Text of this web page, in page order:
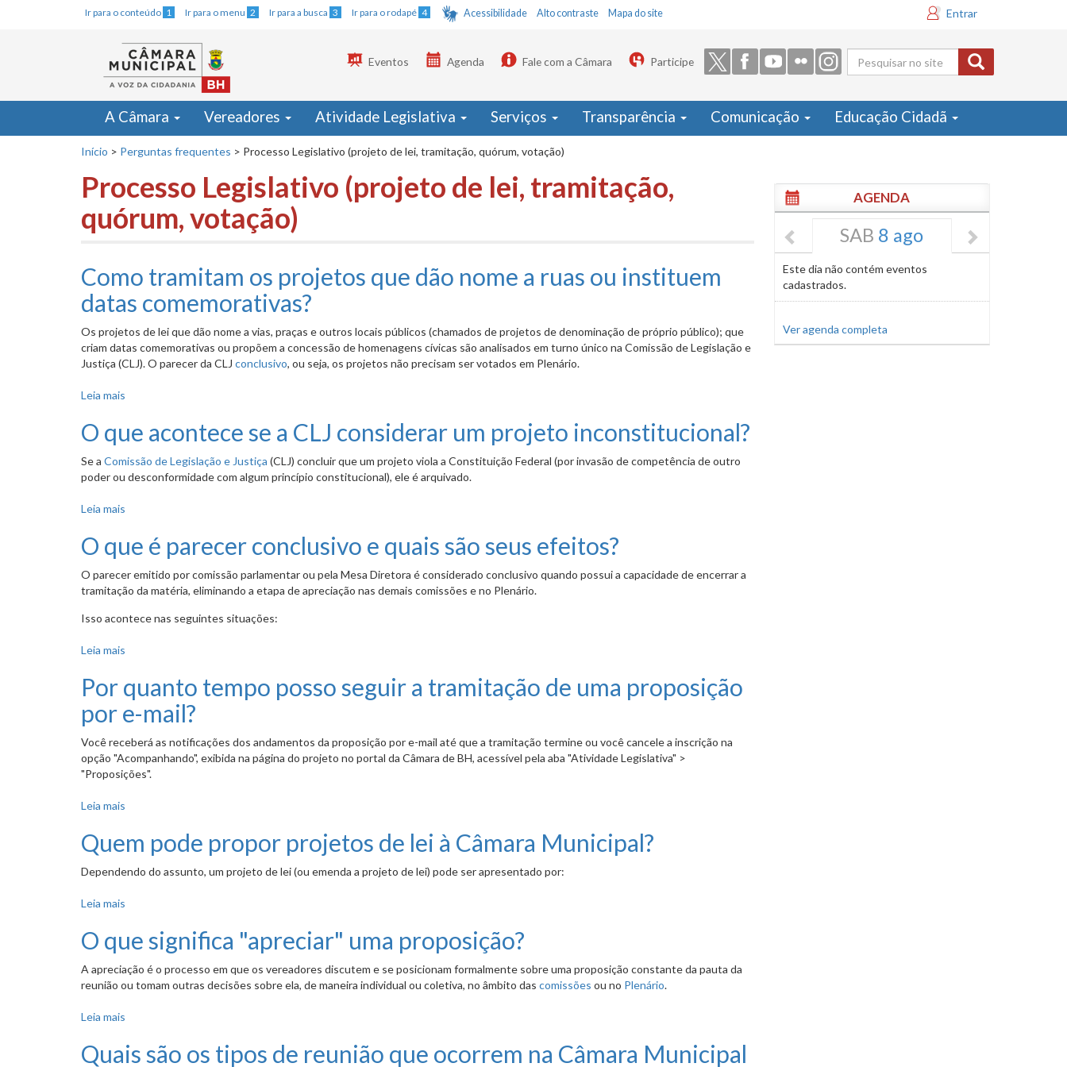
Ir para o conteúdo 1 Ir para o menu 2 Ir para a busca 3 Ir para o rodapé 4 Acessibilidade Alto contraste Mapa do site Entrar
Formulário
de busca
Eventos Agenda Fale com a Câmara Participe
A Câmara Vereadores Atividade Legislativa Serviços Transparência Comunicação Educação Cidadã
Início > Perguntas frequentes > Processo Legislativo (projeto de lei, tramitação, quórum, votação)
Processo Legislativo (projeto de lei, tramitação,
quórum, votação)
Como tramitam os projetos que dão nome a ruas ou instituem
datas comemorativas?
Os projetos de lei que dão nome a vias, praças e outros locais públicos (chamados de projetos de denominação de próprio público); que
criam datas comemorativas ou propõem a concessão de homenagens cívicas são analisados em turno único na Comissão de Legislação e
Justiça (CLJ). O parecer da CLJ conclusivo, ou seja, os projetos não precisam ser votados em Plenário.
Leia mais
O que acontece se a CLJ considerar um projeto inconstitucional?
Se a Comissão de Legislação e Justiça (CLJ) concluir que um projeto viola a Constituição Federal (por invasão de competência de outro
poder ou desconformidade com algum princípio constitucional), ele é arquivado.
Leia mais
O que é parecer conclusivo e quais são seus efeitos?
O parecer emitido por comissão parlamentar ou pela Mesa Diretora é considerado conclusivo quando possui a capacidade de encerrar a
tramitação da matéria, eliminando a etapa de apreciação nas demais comissões e no Plenário.
Isso acontece nas seguintes situações:
Leia mais
Por quanto tempo posso seguir a tramitação de uma proposição
por e-mail?
Você receberá as notificações dos andamentos da proposição por e-mail até que a tramitação termine ou você cancele a inscrição na
opção "Acompanhando", exibida na página do projeto no portal da Câmara de BH, acessível pela aba "Atividade Legislativa" >
"Proposições".
Leia mais
Quem pode propor projetos de lei à Câmara Municipal?
Dependendo do assunto, um projeto de lei (ou emenda a projeto de lei) pode ser apresentado por:
Leia mais
O que significa "apreciar" uma proposição?
A apreciação é o processo em que os vereadores discutem e se posicionam formalmente sobre uma proposição constante da pauta da
reunião ou tomam outras decisões sobre ela, de maneira individual ou coletiva, no âmbito das comissões ou no Plenário.
Leia mais
Quais são os tipos de reunião que ocorrem na Câmara Municipal
AGENDA
SAB 8 ago
Este dia não contém eventos
cadastrados.
Ver agenda completa